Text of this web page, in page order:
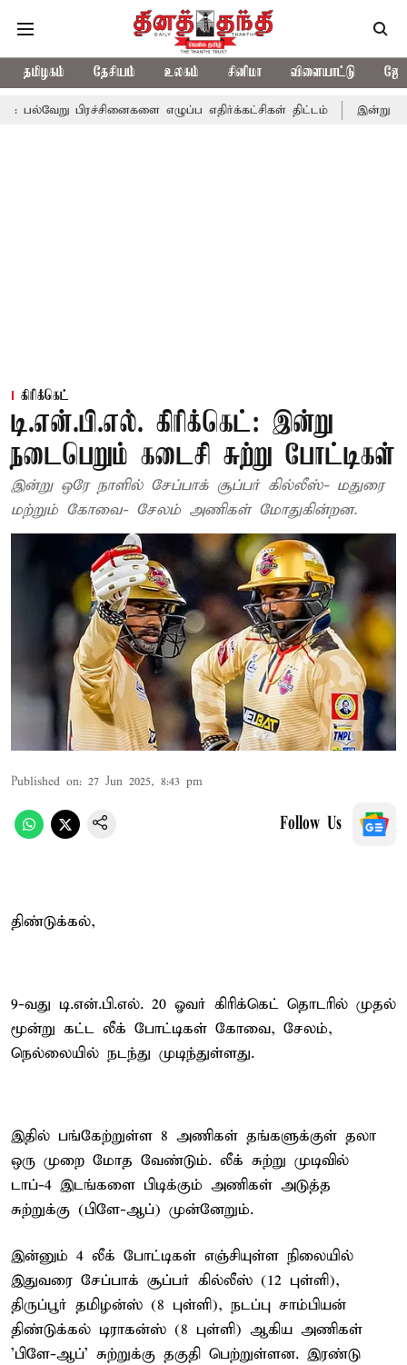
தமிழகம் தேசியம் உலகம் சினிமா விளையாட்டு
எழுப்ப எதிர்க்கட்சிகள் திட்டம் இன்று கொட்டப்போகும்
கிரிக்கெட்
டி.என்.பி.எல். கிரிக்கெட்: இன்று
நடைபெறும் கடைசி சுற்று போட்டிகள்
இன்று ஒரே நாளில் சேப்பாக் சூப்பர் கில்லீஸ்- மதுரை
மற்றும் கோவை- சேலம் அணிகள் மோதுகின்றன.
Published on: 27 Jun 2025, 8:43 pm
Follow Us
திண்டுக்கல்,
9-வது டி.என்.பி.எல். 20 ஓவர் கிரிக்கெட் தொடரில் முதல்
மூன்று கட்ட லீக் போட்டிகள் கோவை, சேலம்,
நெல்லையில் நடந்து முடிந்துள்ளது.
இதில் பங்கேற்றுள்ள 8 அணிகள் தங்களுக்குள் தலா
ஒரு முறை மோத வேண்டும். லீக் சுற்று முடிவில்
டாப்-4 இடங்களை பிடிக்கும் அணிகள் அடுத்த
சுற்றுக்கு (பிளே-ஆப்) முன்னேறும்.
இன்னும் 4 லீக் போட்டிகள் எஞ்சியுள்ள நிலையில்
இதுவரை சேப்பாக் சூப்பர் கில்லீஸ் (12 புள்ளி),
திருப்பூர் தமிழன்ஸ் (8 புள்ளி), நடப்பு சாம்பியன்
திண்டுக்கல் டிராகன்ஸ் (8 புள்ளி) ஆகிய அணிகள்
'பிளே-ஆப்' சுற்றுக்கு தகுதி பெற்றுள்ளன. இரண்டு